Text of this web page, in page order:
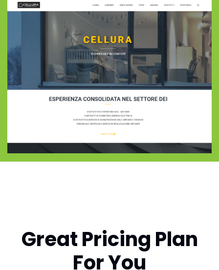
Great Pricing Plan
For You